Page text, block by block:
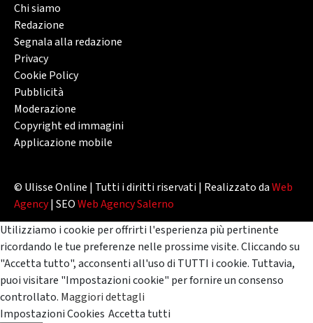
Chi siamo
Redazione
Segnala alla redazione
Privacy
Cookie Policy
Pubblicità
Moderazione
Copyright ed immagini
Applicazione mobile
© Ulisse Online | Tutti i diritti riservati | Realizzato daWeb
Agency| SEOWeb Agency Salerno
Utilizziamo i cookie per offrirti l'esperienza più pertinente
ricordando le tue preferenze nelle prossime visite. Cliccando su
"Accetta tutto", acconsenti all'uso di TUTTI i cookie. Tuttavia,
puoi visitare "Impostazioni cookie" per fornire un consenso
controllato. Maggiori dettagli
Impostazioni Cookies Accetta tutti